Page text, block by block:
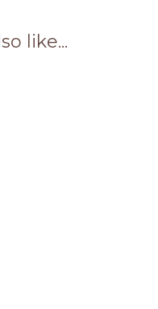
like...